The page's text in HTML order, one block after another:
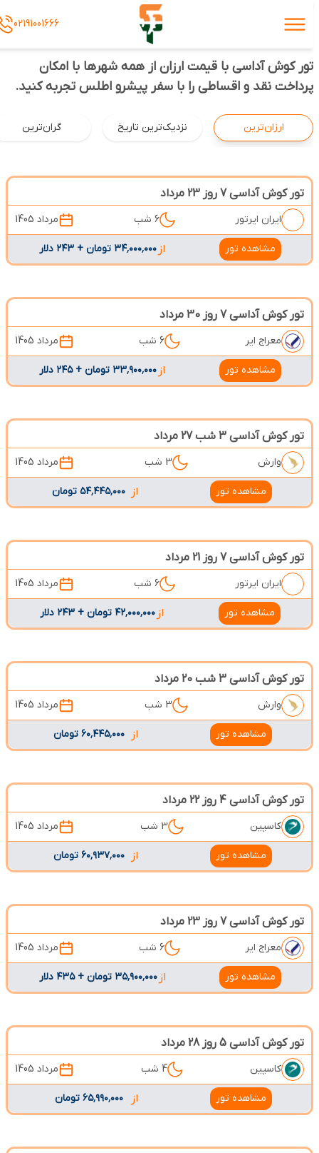
02191001666
تور کوش آداسی با قیمت ارزان از همه شهرها با امکان
پرداخت نقد و اقساطی را با سفر پیشرو اطلس تجربه کنید.
ارزان‌ترین نزدیک‌ترین تاریخ گران‌ترین
تور کوش آداسی 7 روز 23 مرداد
ایران ایرتور 6 شب مرداد 1405
مشاهده تور از۳۴٬۰۰۰٬۰۰۰ تومان + ۲۴۳ دلار
تور کوش آداسی 7 روز 30 مرداد
معراج ایر 6 شب مرداد 1405
مشاهده تور از۳۳٬۹۰۰٬۰۰۰ تومان + ۲۴۵ دلار
تور کوش آداسی 3 شب 27 مرداد
وارش 3 شب مرداد 1405
مشاهده تور از ۵۴٬۴۴۵٬۰۰۰ تومان
تور کوش آداسی 7 روز 21 مرداد
ایران ایرتور 6 شب مرداد 1405
مشاهده تور از۴۲٬۰۰۰٬۰۰۰ تومان + ۲۴۳ دلار
تور کوش آداسی 3 شب 20 مرداد
وارش 3 شب مرداد 1405
مشاهده تور از ۶۰٬۴۴۵٬۰۰۰ تومان
تور کوش آداسی 4 روز 22 مرداد
کاسپین 3 شب مرداد 1405
مشاهده تور از ۶۰٬۹۳۷٬۰۰۰ تومان
تور کوش آداسی 7 روز 23 مرداد
معراج ایر 6 شب مرداد 1405
مشاهده تور از۳۵٬۹۰۰٬۰۰۰ تومان + ۴۳۵ دلار
تور کوش آداسی 5 روز 28 مرداد
کاسپین 4 شب مرداد 1405
مشاهده تور از ۶۵٬۹۹۰٬۰۰۰ تومان